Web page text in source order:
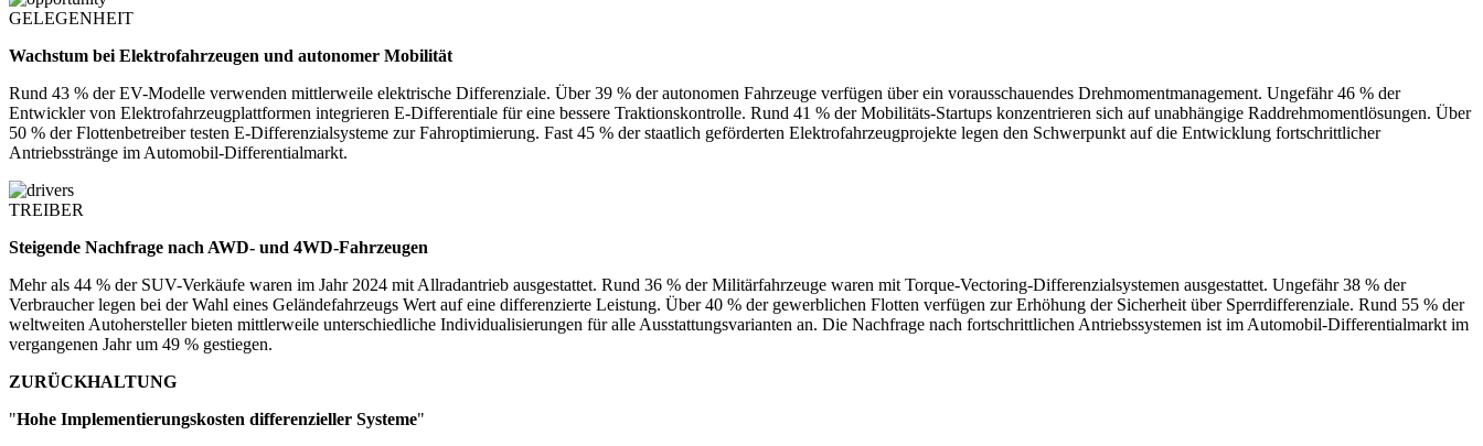
GELEGENHEIT
Wachstum bei Elektrofahrzeugen und autonomer Mobilität
Rund 43 % der EV-Modelle verwenden mittlerweile elektrische Differenziale. Über 39 % der autonomen Fahrzeuge verfügen über ein vorausschauendes Drehmomentmanagement. Ungefähr 46 % der
Entwickler von Elektrofahrzeugplattformen integrieren E-Differentiale für eine bessere Traktionskontrolle. Rund 41 % der Mobilitäts-Startups konzentrieren sich auf unabhängige Raddrehmomentlösungen. Über
50 % der Flottenbetreiber testen E-Differenzialsysteme zur Fahroptimierung. Fast 45 % der staatlich geförderten Elektrofahrzeugprojekte legen den Schwerpunkt auf die Entwicklung fortschrittlicher
Antriebsstränge im Automobil-Differentialmarkt.
TREIBER
Steigende Nachfrage nach AWD- und 4WD-Fahrzeugen
Mehr als 44 % der SUV-Verkäufe waren im Jahr 2024 mit Allradantrieb ausgestattet. Rund 36 % der Militärfahrzeuge waren mit Torque-Vectoring-Differenzialsystemen ausgestattet. Ungefähr 38 % der
Verbraucher legen bei der Wahl eines Geländefahrzeugs Wert auf eine differenzierte Leistung. Über 40 % der gewerblichen Flotten verfügen zur Erhöhung der Sicherheit über Sperrdifferenziale. Rund 55 % der
weltweiten Autohersteller bieten mittlerweile unterschiedliche Individualisierungen für alle Ausstattungsvarianten an. Die Nachfrage nach fortschrittlichen Antriebssystemen ist im Automobil-Differentialmarkt im
vergangenen Jahr um 49 % gestiegen.
ZURÜCKHALTUNG
"Hohe Implementierungskosten differenzieller Systeme"